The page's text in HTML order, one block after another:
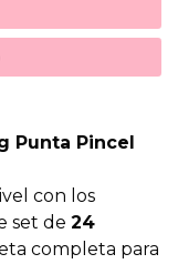
Punta Pincel
con los
set de 24
completa para